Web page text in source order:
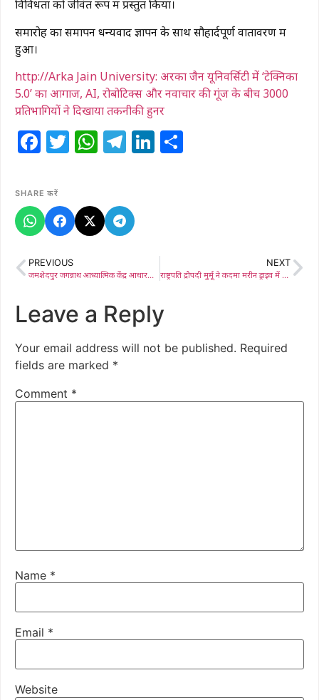
विविधता को जीवंत रूप में प्रस्तुत किया।
समारोह का समापन धन्यवाद ज्ञापन के साथ सौहार्दपूर्ण वातावरण में
हुआ।
http://Arka Jain University: अरका जैन यूनिवर्सिटी में ‘टेक्निका
5.0’ का आगाज, AI, रोबोटिक्स और नवाचार की गूंज के बीच 3000
प्रतिभागियों ने दिखाया तकनीकी हुनर
Facebook
Twitter
WhatsApp
Telegram
LinkedIn
SHARE करें
PREVIOUS
जमशेदपुर जगन्नाथ आध्यात्मिक केंद्र आधारशिला 2026: राष्ट्रपति द्रौपदी मुर्मू ने किया ऐतिहासिक भूमिपूजन
NEXT
राष्ट्रपति द्रौपदी मुर्मू ने कदमा मरीन ड्राइव में श्री जगन्नाथ मंदिर की रखी आधारशिला, कहा – युवा पीढ़ी के लिए आध्यात्मिक जागरूकता जरूरी
Leave a Reply
Your email address will not be published. Required
fields are marked *
Comment *
Name *
Email *
Website